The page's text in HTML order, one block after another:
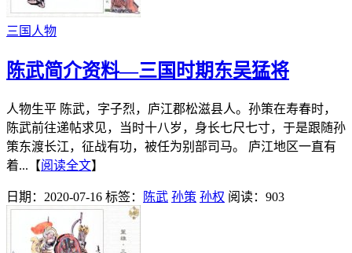
三国人物
陈武简介资料—三国时期东吴猛将
人物生平 陈武，字子烈，庐江郡松滋县人。孙策在寿春时，
陈武前往递帖求见，当时十八岁，身长七尺七寸，于是跟随孙
策东渡长江，征战有功，被任为别部司马。 庐江地区一直有
着...【阅读全文】
日期：2020-07-16 标签： 陈武 孙策 孙权 阅读：903